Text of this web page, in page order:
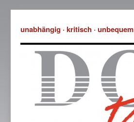
unabhängig · kritisch · unbequem